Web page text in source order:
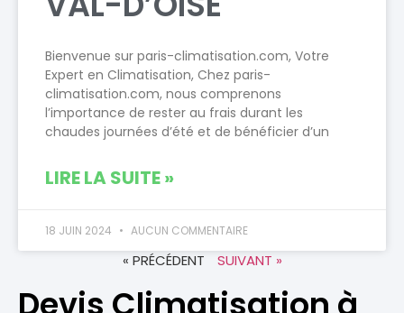
Bienvenue sur paris-climatisation.com, Votre
Expert en Climatisation, Chez paris-
climatisation.com, nous comprenons
l’importance de rester au frais durant les
chaudes journées d’été et de bénéficier d’un
LIRE LA SUITE »
18 JUIN 2024 AUCUN COMMENTAIRE
« PRÉCÉDENT SUIVANT »